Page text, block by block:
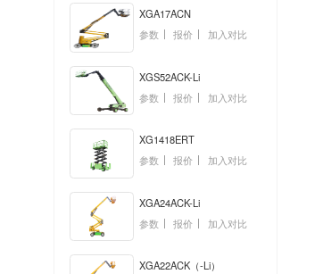
XGA17ACN
参数
报价 加入对比
XGS52ACK-Li
参数
报价 加入对比
XG1418ERT
参数
报价 加入对比
XGA24ACK-Li
参数
报价 加入对比
XGA22ACK（-Li）